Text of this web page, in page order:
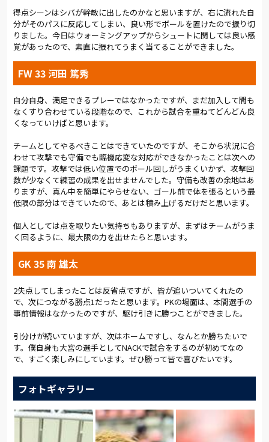
ころでクリアした。
57分、奥抜に代わって柴山がピッチイン。飲水タイム後の71分
には、中野と小島を同時に送り込んだ。その直後だった。右サ
イドで柴山がボールを奪う。ドリブルで中へ仕掛けると、代わっ
たばかりの中野に縦パスを送った。振り向いた中野は素早く体
勢を立て直し、豪快に右足を振り抜いた。鮮やかにゴールネッ
トを揺らし、1-1の同点に追いついた。
残り時間が少なくなり、攻防が激しくなった。86分には、馬渡
に枠を外れた。87分、大山に代わって山田が入った。アディシ
ョナルタイムは6分。新潟が猛攻を仕掛けてくる。谷口のヘディ
ングシュートはポストに救われた。鈴木のシュートは枠を逸れ
ていった。しかし、90+4分、攻撃の枚数を増やしてきた新潟に
勝ち越しゴールを決められた。
1-2。しかし、アルディージャに諦める者は一人もいない。90+5
分、前に入れた長いボールを西村が頭で繋いだ。ゴール前に入
ったボールを中野が頭で落とす。反応した西村が、ボールの落
ち際に合わせて右足を振り抜いた。シュートがゴール右隅に突
き刺さった。
2-2。土壇場で同点に追いついた。執念が実ったゴールだった。
その後、三門が2枚目のイエローカードで退場となったが、新潟
のセットプレーを全員が体を張って防いだ。貴重な勝点1を獲得
途中から入って1ゴール、1アシストと殊勲の中野は「チームが
やりたいことにどう貢献するかをもっと突き詰めてやっていけ
ば、もっといいゲームができるし、勝つゲームを多く作ってい
ける」と手応えを口にした。次節はホームで迎える秋田戦。勝
点3を獲ることが、チームに課せられたミッションだ。
(総評:岩本勝暁／写真:早草紀子)
得点シーンはシバが幹敏に出したのかなと思いますが、右に流れた自
分がそのパスに反応してしまい、良い形でボールを置けたので振り切
りました。今日はウォーミングアップからシュートに関しては良い感
覚があったので、素直に振れてうまく当てることができました。
FW 33 河田 篤秀
自分自身、満足できるプレーではなかったですが、まだ加入して間も
なくすり合わせている段階なので、これから試合を重ねてどんどん良
くなっていけばと思います。
チームとしてやるべきことはできていたのですが、そこから状況に合
わせて攻撃でも守備でも臨機応変な対応ができなかったことは次への
課題です。攻撃では低い位置でのボール回しがうまくいかず、攻撃回
数が少なくて練習の成果を出せませんでした。守備も改善の余地はあ
りますが、真ん中を簡単にやらせない、ゴール前で体を張るという最
低限の部分はできていたので、あとは積み上げるだけだと思います。
個人としては点を取りたい気持ちもありますが、まずはチームがうま
く回るように、最大限の力を出せたらと思います。
GK 35 南 雄太
2失点してしまったことは反省点ですが、皆が追いついてくれたの
で、次につながる勝点1だったと思います。PKの場面は、本間選手の
事前情報はなかったのですが、駆け引きに勝つことができました。
引分けが続いていますが、次はホームですし、なんとか勝ちたいで
す。僕自身も大宮の選手としてNACKで試合をするのが初めてなの
で、すごく楽しみにしています。ぜひ勝って皆で喜びたいです。
フォトギャラリー